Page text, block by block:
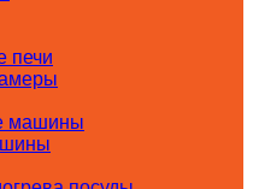
печи
машины